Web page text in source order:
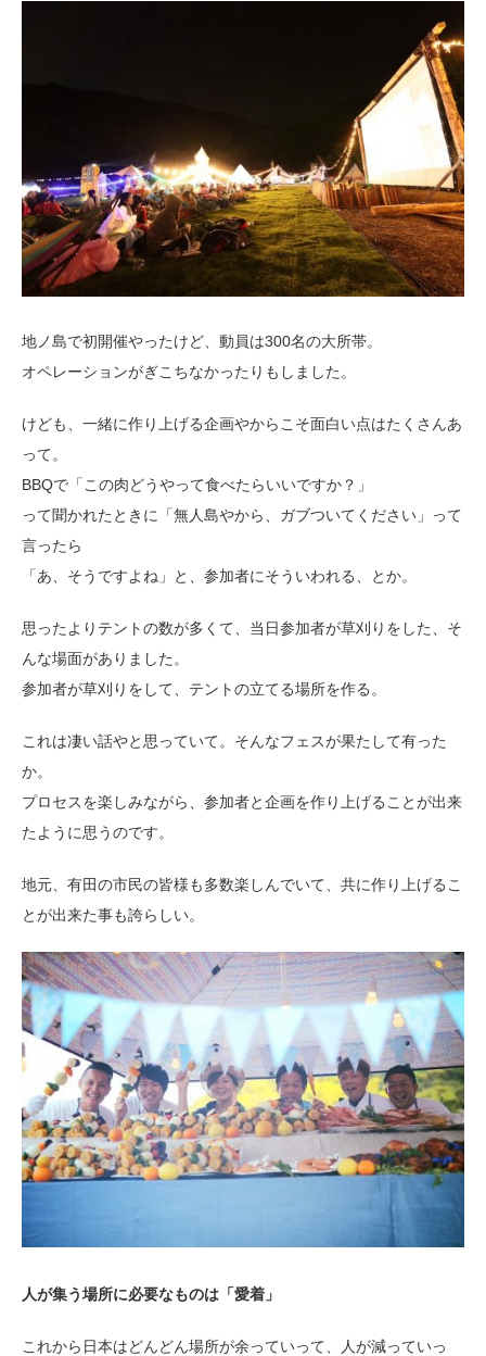
地ノ島で初開催やったけど、動員は300名の大所帯。
オペレーションがぎこちなかったりもしました。
けども、一緒に作り上げる企画やからこそ面白い点はたくさんあ
って。
BBQで「この肉どうやって食べたらいいですか？」
って聞かれたときに「無人島やから、ガブついてください」って
言ったら
「あ、そうですよね」と、参加者にそういわれる、とか。
思ったよりテントの数が多くて、当日参加者が草刈りをした、そ
んな場面がありました。
参加者が草刈りをして、テントの立てる場所を作る。
これは凄い話やと思っていて。そんなフェスが果たして有った
か。
プロセスを楽しみながら、参加者と企画を作り上げることが出来
たように思うのです。
地元、有田の市民の皆様も多数楽しんでいて、共に作り上げるこ
とが出来た事も誇らしい。
人が集う場所に必要なものは「愛着」
これから日本はどんどん場所が余っていって、人が減っていっ